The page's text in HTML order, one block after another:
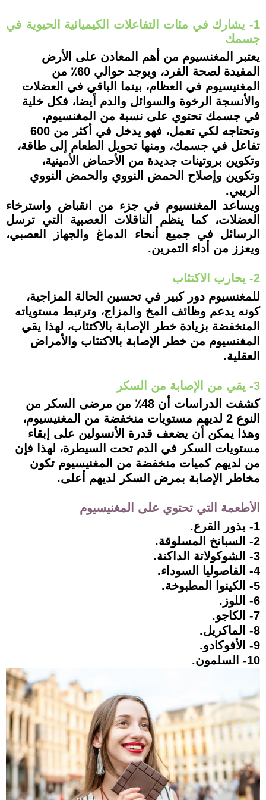
1- يشارك في مئات التفاعلات الكيميائية الحيوية في
جسمك
يعتبر المغنسيوم من أهم المعادن على الأرض
المفيدة لصحة الفرد، ويوجد حوالي 60٪ من
المغنيسيوم في العظام، بينما الباقي في العضلات
والأنسجة الرخوة والسوائل والدم أيضا، فكل خلية
في جسمك تحتوي على نسبة من المغنسيوم،
وتحتاجه لكي تعمل، فهو يدخل في أكثر من 600
تفاعل في جسمك، ومنها تحويل الطعام إلى طاقة،
وتكوين بروتينات جديدة من الأحماض الأمينية،
وتكوين وإصلاح الحمض النووي والحمض النووي
الريبي.
ويساعد المغنسيوم في جزء من انقباض واسترخاء
العضلات، كما ينظم الناقلات العصبية التي ترسل
الرسائل في جميع أنحاء الدماغ والجهاز العصبي،
ويعزز من أداء التمرين.
2- يحارب الاكتئاب
للمغنسيوم دور كبير في تحسين الحالة المزاجية،
كونه يدعم وظائف المخ والمزاج، وترتبط مستوياته
المنخفضة بزيادة خطر الإصابة بالاكتئاب، لهذا يقي
المغنسيوم من خطر الإصابة بالاكتئاب والأمراض
العقلية.
3- يقي من الإصابة من السكر
كشفت الدراسات أن 48٪ من مرضى السكر من
النوع 2 لديهم مستويات منخفضة من المغنيسيوم،
وهذا يمكن أن يضعف قدرة الأنسولين على إبقاء
مستويات السكر في الدم تحت السيطرة، لهذا فإن
من لديهم كميات منخفضة من المغنيسيوم تكون
مخاطر الإصابة بمرض السكر لديهم أعلى.
الأطعمة التي تحتوي على المغنيسيوم
1- بذور القرع.
2- السبانخ المسلوقة.
3- الشوكولاتة الداكنة.
4- الفاصوليا السوداء.
5- الكينوا المطبوخة.
6- اللوز.
7- الكاجو.
8- الماكريل.
9- الأفوكادو.
10- السلمون.